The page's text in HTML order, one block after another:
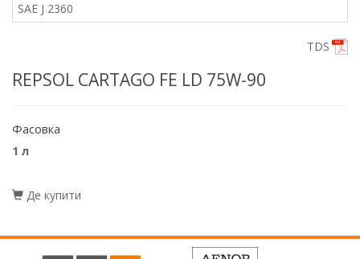
SAE J 2360
TDS
REPSOL CARTAGO FE LD 75W-90
Фасовка
1 л
Де купити